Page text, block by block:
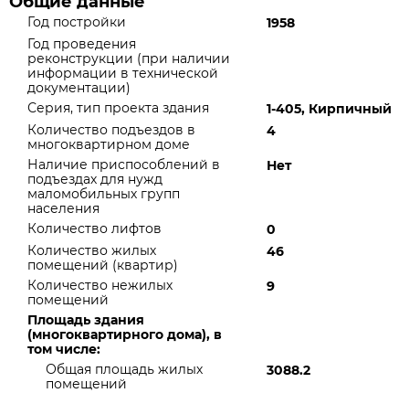
Год постройки
1958
Год проведения
реконструкции (при наличии
информации в технической
документации)
Серия, тип проекта здания
1-405, Кирпичный
Количество подъездов в
многоквартирном доме
4
Наличие приспособлений в
подъездах для нужд
маломобильных групп
населения
Нет
Количество лифтов
0
Количество жилых
помещений (квартир)
46
Количество нежилых
помещений
9
Площадь здания
(многоквартирного дома), в
том числе:
Общая площадь жилых
помещений
3088.2